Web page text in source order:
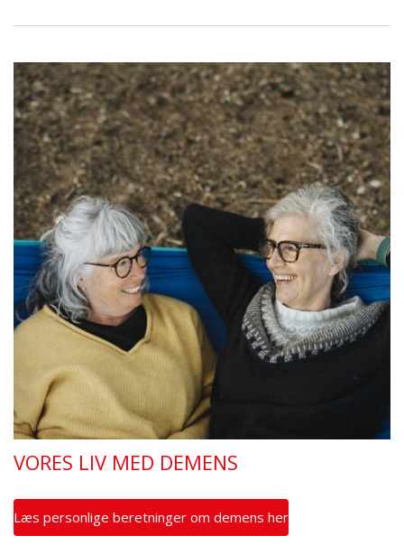
VORES LIV MED DEMENS
Læs personlige beretninger om demens her